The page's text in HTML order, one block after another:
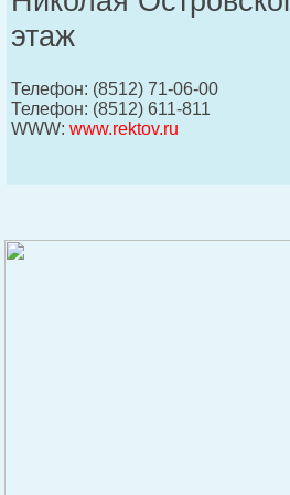
этаж
Телефон: (8512) 71-06-00
Телефон: (8512) 611-811
WWW: www.rektov.ru